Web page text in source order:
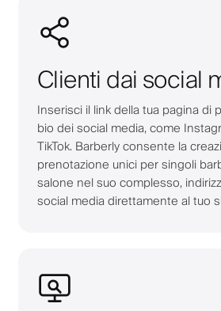
Clienti dai social
Inserisci il link della tua pagina di
bio dei social media, come
TikTok. Barberly consente la
prenotazione unici per singoli
salone nel suo complesso,
social media direttamente al tuo